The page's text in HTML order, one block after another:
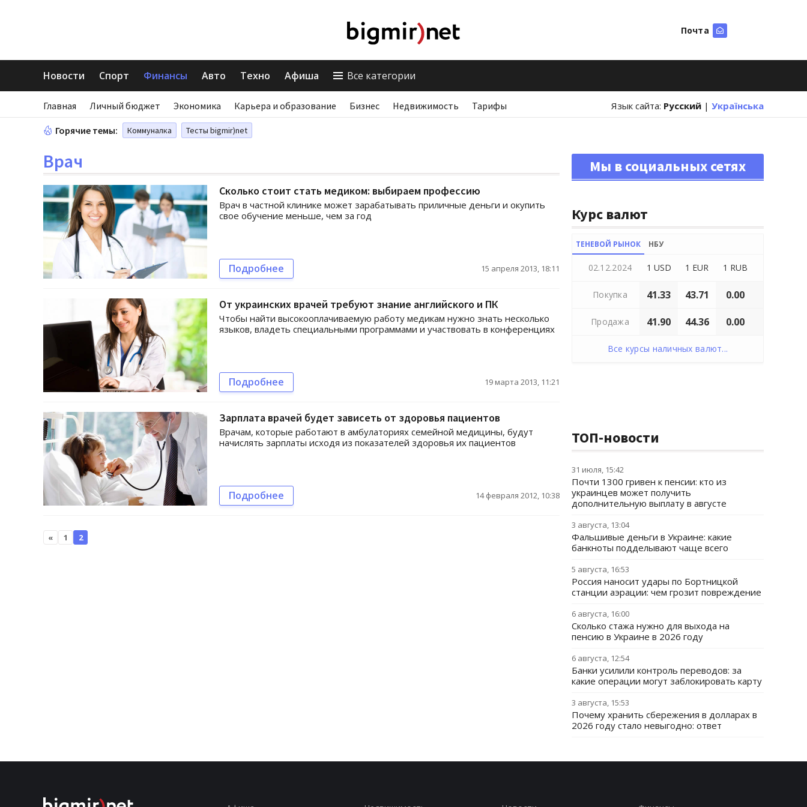
Почта
Новости Спорт Финансы Авто Техно Афиша Все категории
Главная Личный бюджет Экономика Карьера и образование Бизнес Недвижимость Тарифы Язык сайта: Русский | Українська
Горячие темы: Коммуналка Тесты bigmir)net
Врач
Сколько стоит стать медиком: выбираем профессию
Врач в частной клинике может зарабатывать приличные деньги и окупить
свое обучение меньше, чем за год
Подробнее 15 апреля 2013, 18:11
От украинских врачей требуют знание английского и ПК
Чтобы найти высокооплачиваемую работу медикам нужно знать несколько
языков, владеть специальными программами и участвовать в конференциях
Подробнее 19 марта 2013, 11:21
Зарплата врачей будет зависеть от здоровья пациентов
Врачам, которые работают в амбулаториях семейной медицины, будут
начислять зарплаты исходя из показателей здоровья их пациентов
Подробнее 14 февраля 2012, 10:38
« 1 2
Мы в социальных сетях
Курс валют
ТЕНЕВОЙ РЫНОК НБУ
02.12.2024 1 USD 1 EUR 1 RUB
Покупка 41.33 43.71 0.00
Продажа 41.90 44.36 0.00
Все курсы наличных валют...
ТОП-новости
31 июля, 15:42
Почти 1300 гривен к пенсии: кто из
украинцев может получить
дополнительную выплату в августе
3 августа, 13:04
Фальшивые деньги в Украине: какие
банкноты подделывают чаще всего
5 августа, 16:53
Россия наносит удары по Бортницкой
станции аэрации: чем грозит повреждение
6 августа, 16:00
Сколько стажа нужно для выхода на
пенсию в Украине в 2026 году
6 августа, 12:54
Банки усилили контроль переводов: за
какие операции могут заблокировать карту
3 августа, 15:53
Почему хранить сбережения в долларах в
2026 году стало невыгодно: ответ